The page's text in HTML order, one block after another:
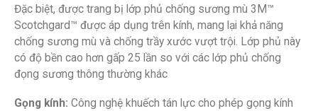
Đặc biệt, được trang bị lớp phủ chống sương mù 3M™
Scotchgard™ được áp dụng trên kính, mang lại khả năng
chống sương mù và chống trầy xước vượt trội. Lớp phủ này
có độ bền cao hơn gấp 25 lần so với các lớp phủ chống
đọng sương thông thường khác
Gọng kính: Công nghệ khuếch tán lực cho phép gọng kính